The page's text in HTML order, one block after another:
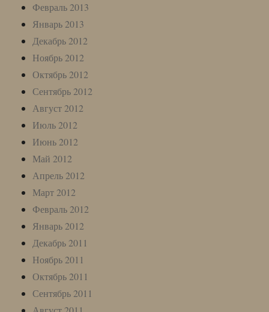
Февраль 2013
Январь 2013
Декабрь 2012
Ноябрь 2012
Октябрь 2012
Сентябрь 2012
Август 2012
Июль 2012
Июнь 2012
Май 2012
Апрель 2012
Март 2012
Февраль 2012
Январь 2012
Декабрь 2011
Ноябрь 2011
Октябрь 2011
Сентябрь 2011